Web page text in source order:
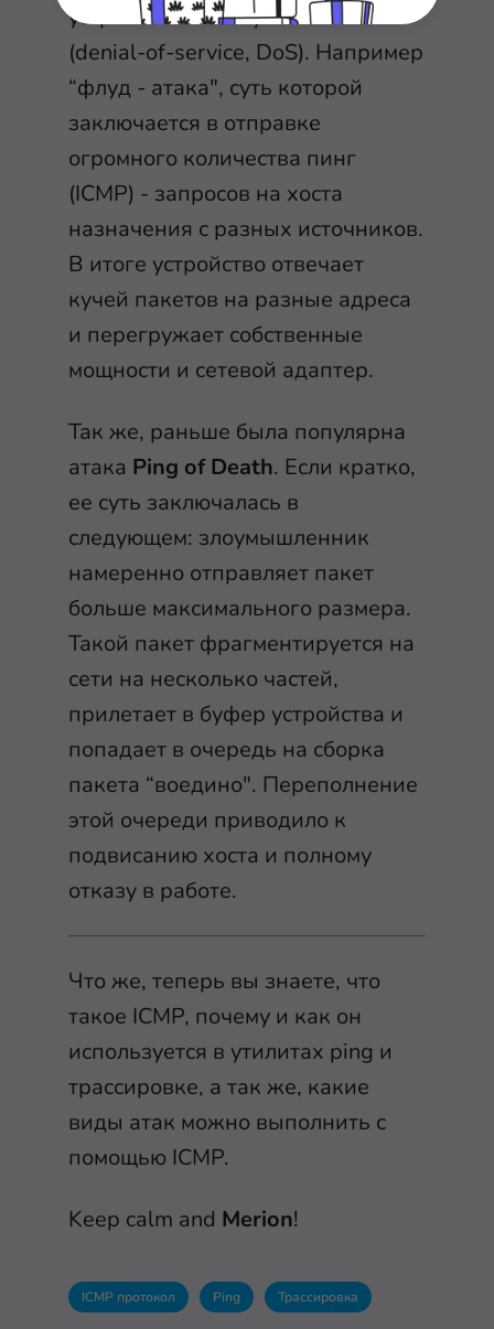
устройства в обслуживании
(denial-of-service, DoS). Например
“флуд - атака", суть которой
заключается в отправке
огромного количества пинг
(ICMP) - запросов на хоста
назначения с разных источников.
В итоге устройство отвечает
кучей пакетов на разные адреса
и перегружает собственные
мощности и сетевой адаптер.
Так же, раньше была популярна
атака Ping of Death. Если кратко,
ее суть заключалась в
следующем: злоумышленник
намеренно отправляет пакет
больше максимального размера.
Такой пакет фрагментируется на
сети на несколько частей,
прилетает в буфер устройства и
попадает в очередь на сборка
пакета “воедино". Переполнение
этой очереди приводило к
подвисанию хоста и полному
отказу в работе.
Что же, теперь вы знаете, что
такое ICMP, почему и как он
используется в утилитах ping и
трассировке, а так же, какие
виды атак можно выполнить с
помощью ICMP.
Keep calm and Merion!
ICMP протокол Ping Трассировка